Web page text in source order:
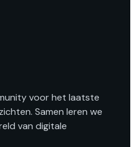
voor het laatste
Samen leren we
van digitale